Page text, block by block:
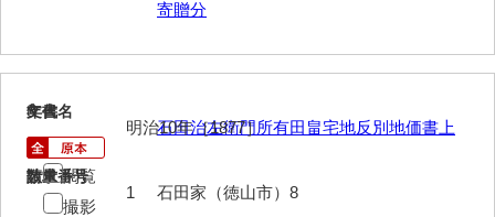
大村益次郎文書
大本氏収集文書
岡家文書（周南市）
岡田家文書（徳地町）
寄贈分
8
文書名
石田治左衛門所有田畠宅地反別地価書上
請求番号
石田家（徳山市）8
年代
明治10年［1877］
数量
1
閲覧
撮影